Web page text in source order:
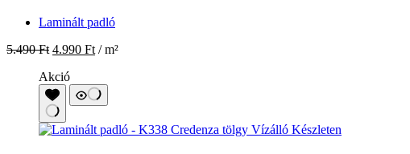
Laminált padló
5.490Ft 4.990 Ft/ m²
Akció